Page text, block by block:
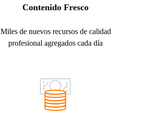
Contenido Fresco
Miles de nuevos recursos de calidad
profesional agregados cada día